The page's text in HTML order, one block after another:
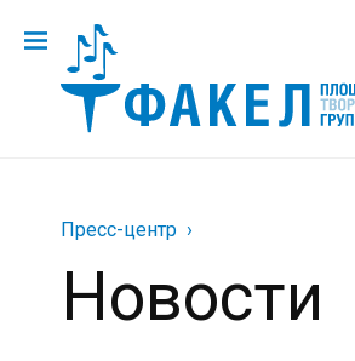
Пресс-центр
Новости